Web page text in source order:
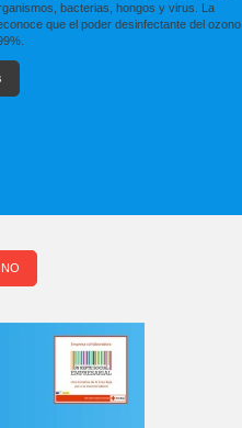
bacterias, hongos y virus. La
que el poder desinfectante del ozono